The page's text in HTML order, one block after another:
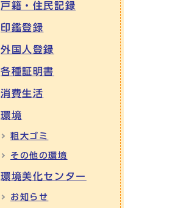
戸籍・住民記録
印鑑登録
外国人登録
各種証明書
消費生活
環境
粗大ゴミ
その他の環境
環境美化センター
お知らせ